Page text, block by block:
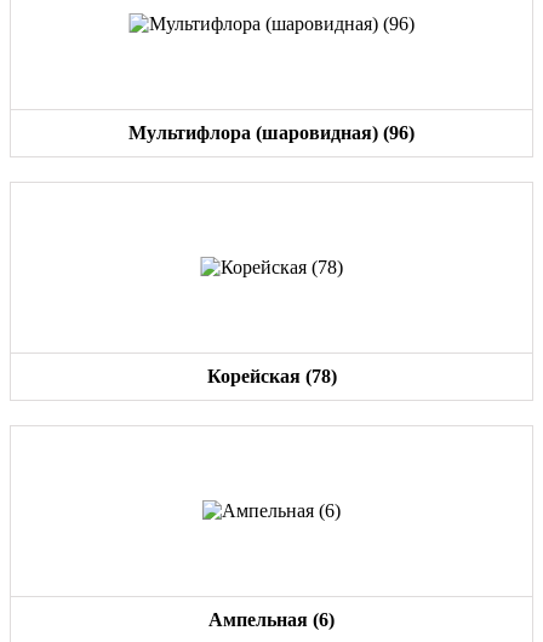
Мультифлора (шаровидная) (96)
Корейская (78)
Ампельная (6)